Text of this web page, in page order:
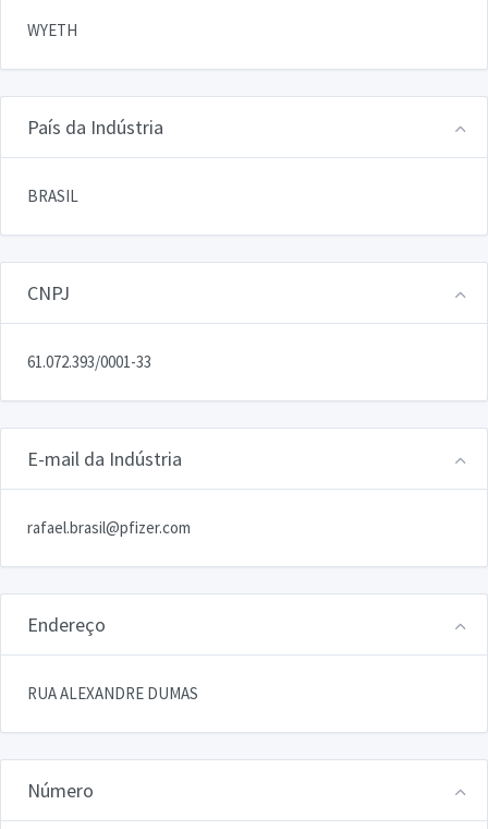
WYETH
País da Indústria
BRASIL
CNPJ
61.072.393/0001-33
E-mail da Indústria
rafael.brasil@pfizer.com
Endereço
RUA ALEXANDRE DUMAS
Número